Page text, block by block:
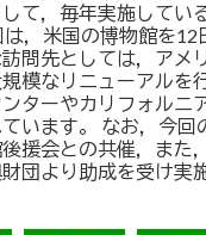
て，毎年実施してい
，米国の博物館を12
問先としては，アメ
模なリニューアルを
ターやカリフォルニ
います。 なお，今回
援会との共催，また
団より助成を受け実